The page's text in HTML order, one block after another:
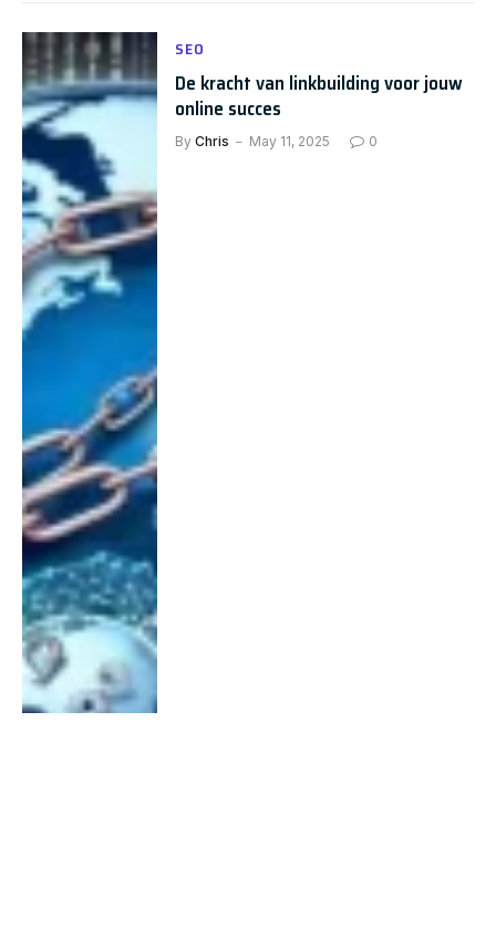
SEO
De kracht van linkbuilding voor jouw
online succes
By Chris May 11, 2025 0